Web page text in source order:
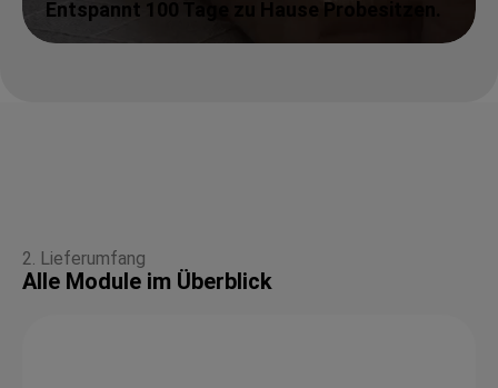
Entspannt 100 Tage zu Hause Probesitzen.
2. Lieferumfang
Alle Module im Überblick